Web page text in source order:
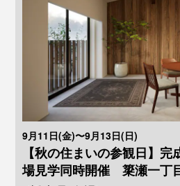
9月11日(金)〜9月13日(日)
【秋の住まいの参観日】
場見学同時開催 簗瀬一丁